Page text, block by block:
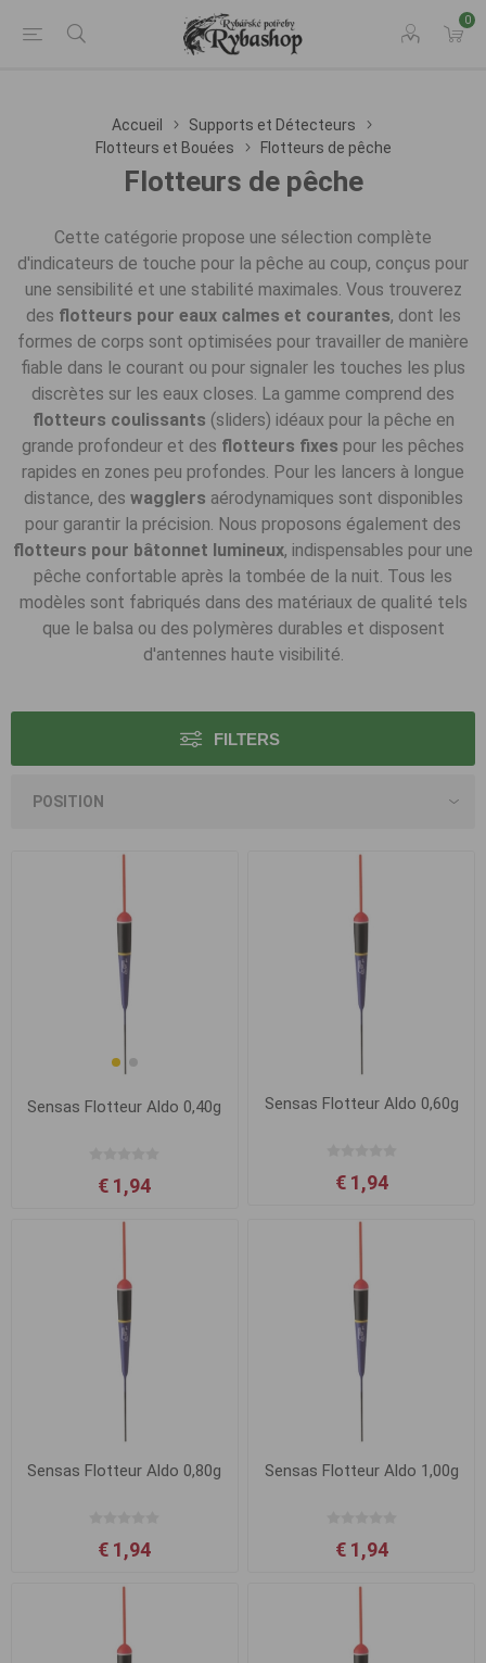
0
Accueil
Supports et Détecteurs
Flotteurs et Bouées
Flotteurs de pêche
Flotteurs de pêche
Cette catégorie propose une sélection complète
d'indicateurs de touche pour la pêche au coup, conçus pour
une sensibilité et une stabilité maximales. Vous trouverez
des flotteurs pour eaux calmes et courantes, dont les
formes de corps sont optimisées pour travailler de manière
fiable dans le courant ou pour signaler les touches les plus
discrètes sur les eaux closes. La gamme comprend des
flotteurs coulissants (sliders) idéaux pour la pêche en
grande profondeur et des flotteurs fixes pour les pêches
rapides en zones peu profondes. Pour les lancers à longue
distance, des wagglers aérodynamiques sont disponibles
pour garantir la précision. Nous proposons également des
flotteurs pour bâtonnet lumineux, indispensables pour une
pêche confortable après la tombée de la nuit. Tous les
modèles sont fabriqués dans des matériaux de qualité tels
que le balsa ou des polymères durables et disposent
d'antennes haute visibilité.
FILTERS
Sensas Flotteur Aldo 0,40g
€ 1,94
Sensas Flotteur Aldo 0,60g
€ 1,94
Sensas Flotteur Aldo 0,80g
€ 1,94
Sensas Flotteur Aldo 1,00g
€ 1,94